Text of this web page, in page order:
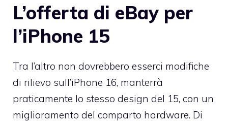
L’offerta di eBay per
l’iPhone 15
Tra l’altro non dovrebbero esserci modifiche
di rilievo sull’iPhone 16, manterrà
praticamente lo stesso design del 15, con un
miglioramento del comparto hardware. Di